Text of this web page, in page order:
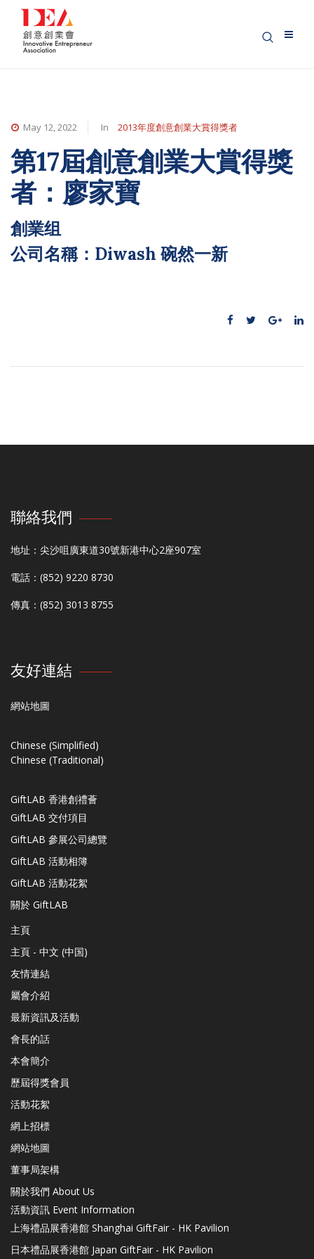
May 12, 2022 In 2013年度創意創業大賞得獎者
第17屆創意創業大賞得獎
者：廖家寶
創業组
公司名稱：Diwash 碗然一新
聯絡我們
地址：尖沙咀廣東道30號新港中心2座907室
電話：(852) 9220 8730
傳真：(852) 3013 8755
友好連結
網站地圖
Chinese (Simplified)
Chinese (Traditional)
GiftLAB 香港創禮薈
GiftLAB 交付項目
GiftLAB 參展公司總覽
GiftLAB 活動相簿
GiftLAB 活動花絮
關於 GiftLAB
主頁
主頁 - 中文 (中国)
友情連結
屬會介紹
最新資訊及活動
會長的話
本會簡介
歷屆得獎會員
活動花絮
網上招標
網站地圖
董事局架構
關於我們 About Us
活動資訊 Event Information
上海禮品展香港館 Shanghai GiftFair - HK Pavilion
日本禮品展香港館 Japan GiftFair - HK Pavilion